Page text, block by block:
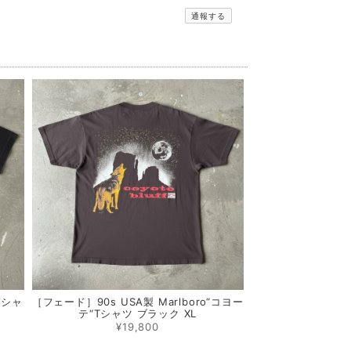
通報する
ャ
［フェード］90s USA製 Marlboro“コヨー
テ“Tシャツ ブラック XL
¥19,800